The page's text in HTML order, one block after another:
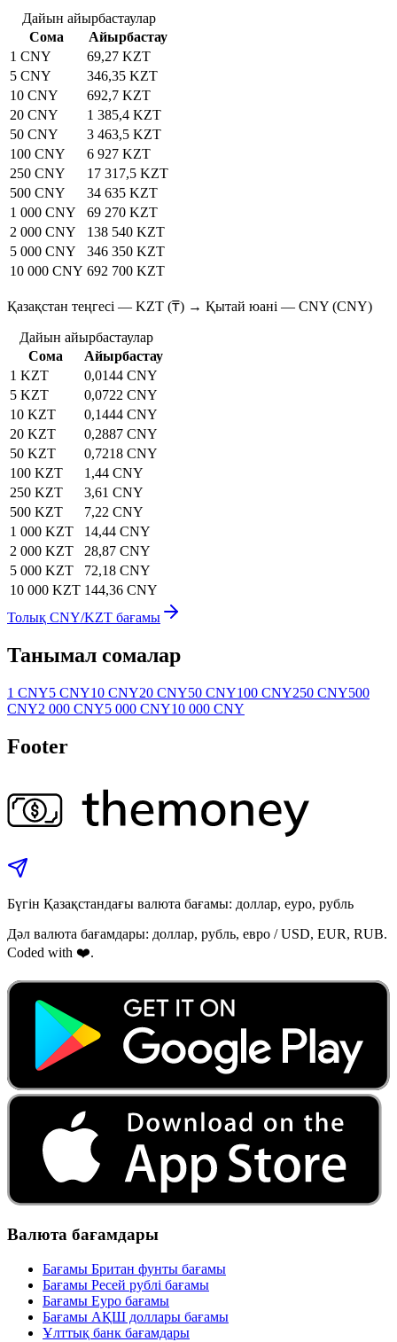
Дайын айырбастаулар
Сома
Айырбастау
1 CNY
69,27 KZT
5 CNY
346,35 KZT
10 CNY
692,7 KZT
20 CNY
1 385,4 KZT
50 CNY
3 463,5 KZT
100 CNY
6 927 KZT
250 CNY
17 317,5 KZT
500 CNY
34 635 KZT
1 000 CNY
69 270 KZT
2 000 CNY
138 540 KZT
5 000 CNY
346 350 KZT
10 000 CNY 692 700 KZT
Қазақстан теңгесі — KZT (₸) → Қытай юані — CNY (CNY)
Дайын айырбастаулар
Сома
Айырбастау
1 KZT
0,0144 CNY
5 KZT
0,0722 CNY
10 KZT
0,1444 CNY
20 KZT
0,2887 CNY
50 KZT
0,7218 CNY
100 KZT
1,44 CNY
250 KZT
3,61 CNY
500 KZT
7,22 CNY
1 000 KZT
14,44 CNY
2 000 KZT
28,87 CNY
5 000 KZT
72,18 CNY
10 000 KZT 144,36 CNY
Толық CNY/KZT бағамы
Танымал сомалар
1 CNY5 CNY10 CNY20 CNY50 CNY100 CNY250 CNY500
CNY2 000 CNY5 000 CNY10 000 CNY
Footer
Бүгін Қазақстандағы валюта бағамы: доллар, еуро, рубль
Дәл валюта бағамдары: доллар, рубль, евро / USD, EUR, RUB.
Coded with ❤️.
Валюта бағамдары
Бағамы Британ фунты бағамы
Бағамы Ресей рублі бағамы
Бағамы Еуро бағамы
Бағамы АҚШ доллары бағамы
Ұлттық банк бағамдары